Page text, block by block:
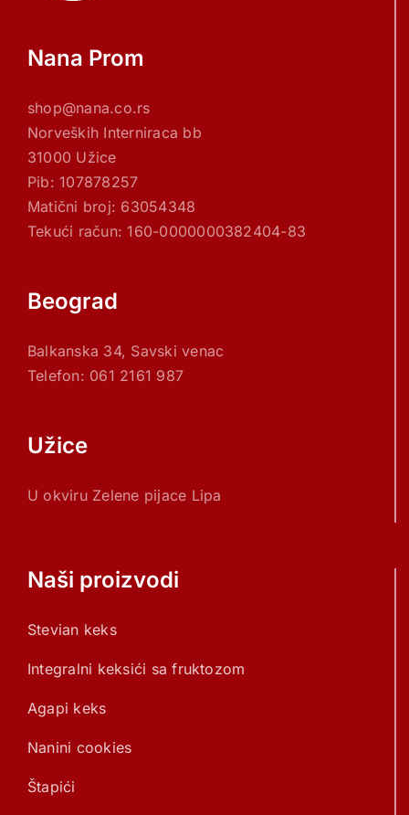
Nana Prom
shop@nana.co.rs
Norveških Interniraca bb
31000 Užice
Pib: 107878257
Matični broj: 63054348
Tekući račun: 160-0000000382404-83
Beograd
Balkanska 34, Savski venac
Telefon: 061 2161 987
Užice
U okviru Zelene pijace Lipa
Naši proizvodi
Stevian keks
Integralni keksići sa fruktozom
Agapi keks
Nanini cookies
Štapići